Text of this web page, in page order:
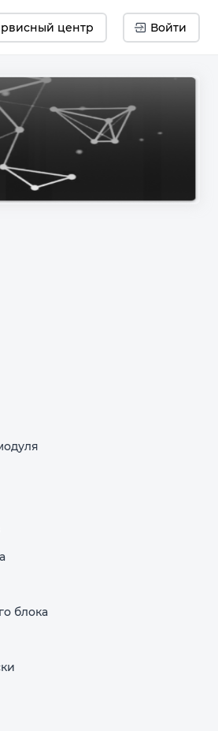
центр Войти
блока